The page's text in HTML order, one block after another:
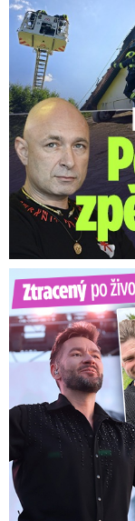
U Daniela Landy
Ztracený po